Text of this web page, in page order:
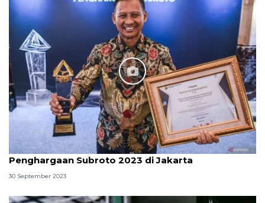
Penghargaan Subroto 2023 di Jakarta
30 September 2023